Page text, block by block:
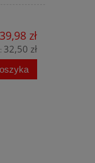
39,98 zł
32,50 zł